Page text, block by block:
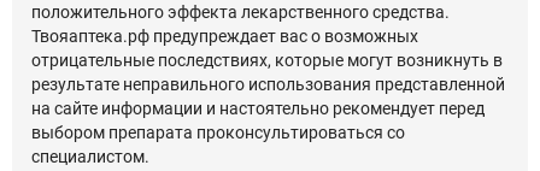
положительного эффекта лекарственного средства.
Твояаптека.рф предупреждает вас о возможных
отрицательные последствиях, которые могут возникнуть в
результате неправильного использования представленной
на сайте информации и настоятельно рекомендует перед
выбором препарата проконсультироваться со
специалистом.